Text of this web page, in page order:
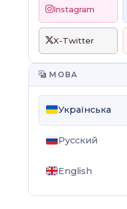
Instagram
X-Twitter
МОВА
Українська
Русский
English